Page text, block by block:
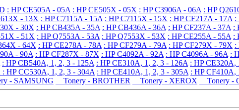
: HP CE505A - 05A : HP CE505X - 05X : HP C3906A - 06A : HP
- 13X : HP C7115A - 15A : HP C7115X - 15X : HP CF217A - 17A :
- 30X : HP CB435A - 35A : HP CB436A - 36A : HP CF237A - 37A :
- 51X : HP Q7553A - 53A : HP Q7553X - 53X : HP CE255A - 55A :
- 64X : HP CE278A - 78A : HP CF279A - 79A : HP CF279X - 79X :
- 90A : HP CF287X - 87X : HP C4092A - 92A : HP C4096A - 96A :
: HP CB540A, 1, 2, 3 - 125A : HP CE310A, 1, 2, 3 - 126A : HP CE320A,
: HP CC530A, 1, 2, 3 - 304A : HP CE410A, 1, 2, 3 - 305A : HP CF410A,
- SAMSUNG Tonery - BROTHER Tonery - XEROX Tonery -